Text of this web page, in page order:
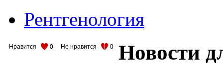
Рентгенология
Нравится 0 Не нравится 0 Новости